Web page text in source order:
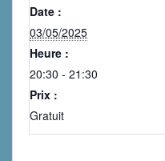
Date :
03/05/2025
Heure :
20:30 - 21:30
Prix :
Gratuit